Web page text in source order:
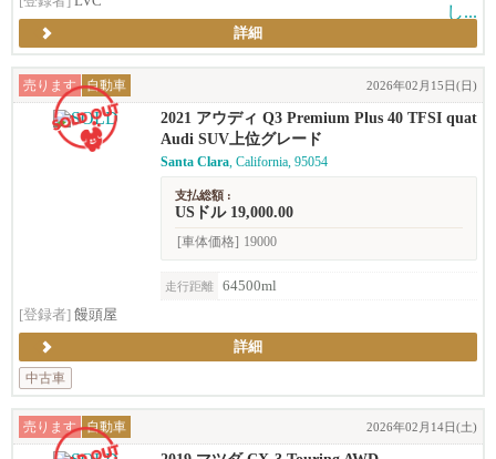
詳細
売ります 自動車 2026年02月15日(日)
2021 アウディ Q3 Premium Plus 40 TFSI quat
tro (2.0T)
Audi SUV上位グレード
Santa Clara, California, 95054
支払総額 :
USドル 19,000.00
[車体価格] 19000
走行距離
64500ml
[登録者] 饅頭屋
詳細
中古車
売ります 自動車 2026年02月14日(土)